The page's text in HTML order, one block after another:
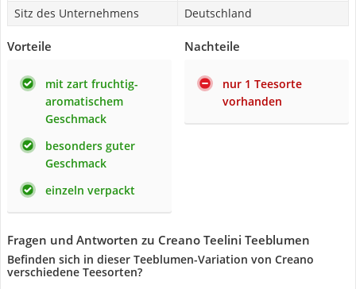
Sitz des Unternehmens
Deutschland
Vorteile
mit zart fruchtig-
aromatischem
Geschmack
besonders guter
Geschmack
einzeln verpackt
Nachteile
nur 1 Teesorte
vorhanden
Fragen und Antworten zu Creano Teelini Teeblumen
Befinden sich in dieser Teeblumen-Variation von Creano
verschiedene Teesorten?